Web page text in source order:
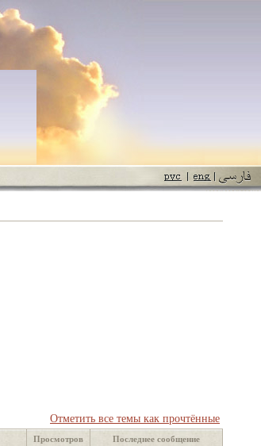
Отметить все темы как прочтённые
Просмотров Последнее сообщение